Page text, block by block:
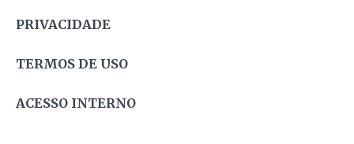
PRIVACIDADE
TERMOS DE USO
ACESSO INTERNO